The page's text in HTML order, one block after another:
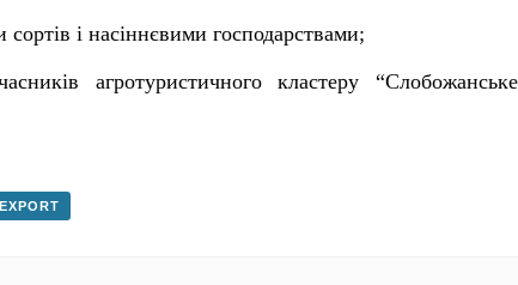
сортів і насіннєвими господарствами;
агротуристичного кластеру